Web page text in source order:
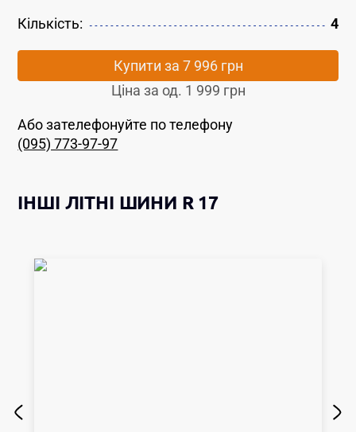
Кількість: 4
Купити за 7 996 грн
Ціна за од. 1 999 грн
Або зателефонуйте по телефону
(095) 773-97-97
ІНШІ ЛІТНІ ШИНИ R 17